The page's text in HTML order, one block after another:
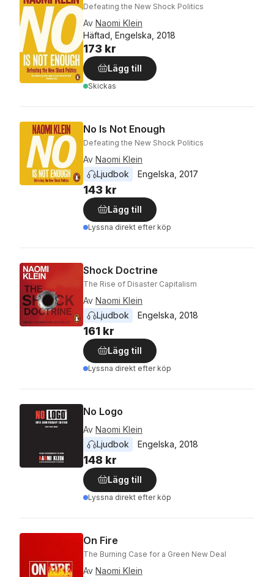
Defeating the New Shock Politics
Av Naomi Klein
Häftad, Engelska, 2018
173 kr
Lägg till
Skickas
No Is Not Enough
Defeating the New Shock Politics
Av Naomi Klein
Ljudbok
Engelska 2017
143 kr
Lägg till
Lyssna direkt efter köp
Shock Doctrine
The Rise of Disaster Capitalism
Av Naomi Klein
Ljudbok
Engelska 2018
161 kr
Lägg till
Lyssna direkt efter köp
No Logo
Av Naomi Klein
Ljudbok
Engelska 2018
148 kr
Lägg till
Lyssna direkt efter köp
On Fire
The Burning Case for a Green New Deal
Av Naomi Klein